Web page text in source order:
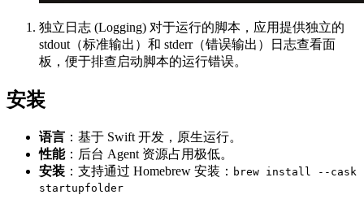
独立日志 (Logging) 对于运行的脚本，应用提供独立的
stdout（标准输出）和 stderr（错误输出）日志查看面
板，便于排查启动脚本的运行错误。
安装
语言 ：基于 Swift 开发，原生运行。
性能：后台 Agent 资源占用极低。
安装 ：支持通过 Homebrew 安装： brew install --cask
startupfolder